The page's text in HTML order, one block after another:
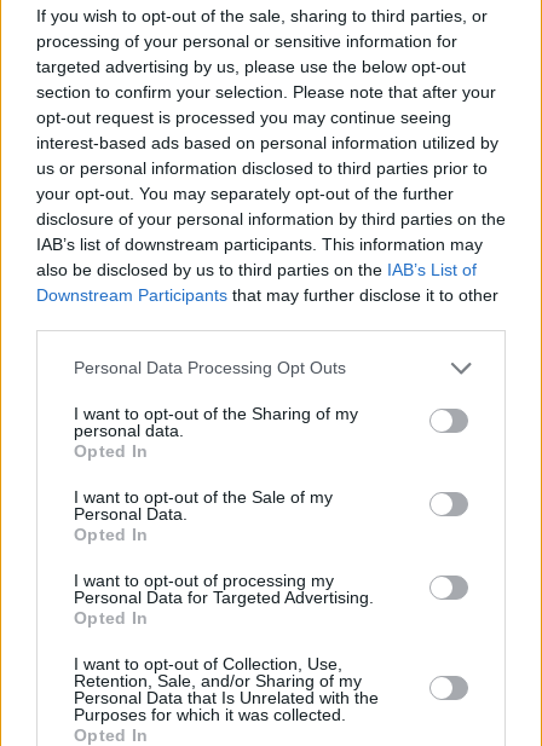
If you wish to opt-out of the sale, sharing to third parties, or
processing of your personal or sensitive information for
targeted advertising by us, please use the below opt-out
section to confirm your selection. Please note that after your
opt-out request is processed you may continue seeing
interest-based ads based on personal information utilized by
us or personal information disclosed to third parties prior to
your opt-out. You may separately opt-out of the further
disclosure of your personal information by third parties on the
IAB’s list of downstream participants. This information may
also be disclosed by us to third parties on the IAB’s List of
Downstream Participants that may further disclose it to other
Personal Data Processing Opt Outs
I want to opt-out of the Sharing of my
personal data.
Opted In
I want to opt-out of the Sale of my
Personal Data.
Opted In
I want to opt-out of processing my
Personal Data for Targeted Advertising.
Opted In
I want to opt-out of Collection, Use,
Retention, Sale, and/or Sharing of my
Personal Data that Is Unrelated with the
Purposes for which it was collected.
Opted In
Comentarios (0)
LO MÁS LEÍDO
Fallece un bebé de 20 meses por un
golpe de calor en Fuerteventura
¿EN QUÉ MOMENTO DEJAMOS DE SER
por 30 euros por trayecto
Decathlon abre hoy su primera tienda
en Fuerteventura
Vuelca una hormigonera en Lajares